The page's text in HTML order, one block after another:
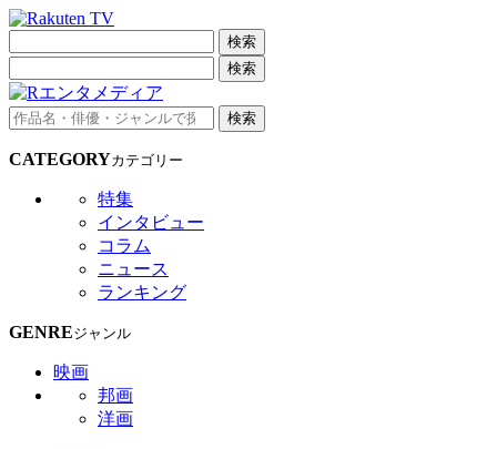
検索
検索
検索
CATEGORYカテゴリー
特集
インタビュー
コラム
ニュース
ランキング
GENREジャンル
映画
邦画
洋画